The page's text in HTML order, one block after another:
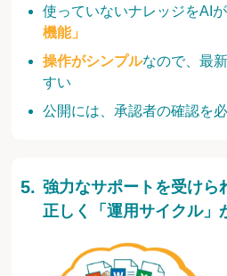
使っていないナレッジをAI
機能」
操作がシンプルなので、最
すい
公開には、承認者の確認を
強力なサポートを受けら
正しく「運用サイクル」